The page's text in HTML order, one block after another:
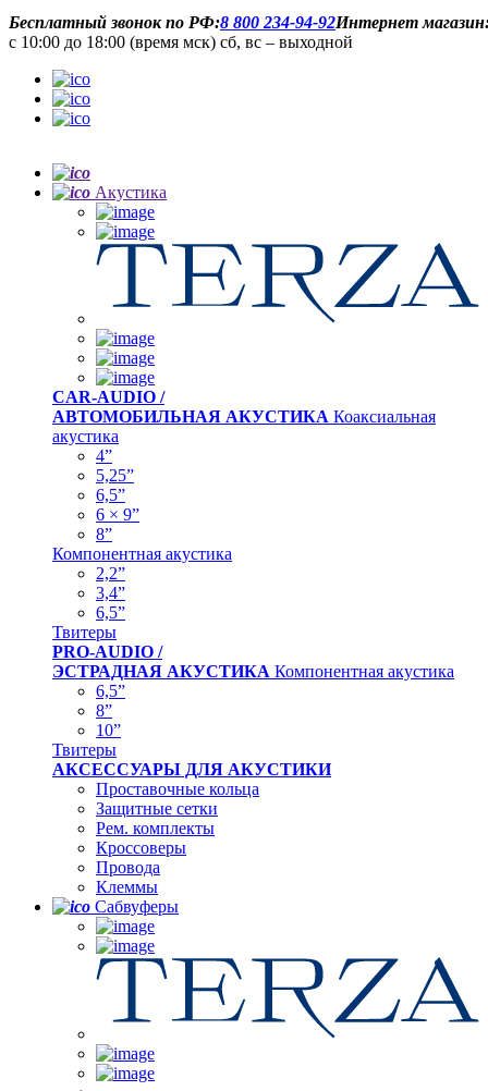
Бесплатный звонок по РФ:8 800 234-94-92Интернет
с 10:00 до 18:00 (время мск) сб, вс – выходной
Акустика
CAR-AUDIO /
АВТОМОБИЛЬНАЯ АКУСТИКА Коаксиальная
акустика
4”
5,25”
6,5”
6 × 9”
8”
Компонентная акустика
2,2”
3,4”
6,5”
Твитеры
PRO-AUDIO /
ЭСТРАДНАЯ АКУСТИКА Компонентная акустика
6,5”
8”
10”
Твитеры
АКСЕССУАРЫ ДЛЯ АКУСТИКИ
Проставочные кольца
Защитные сетки
Рем. комплекты
Кроссоверы
Провода
Клеммы
Сабвуферы